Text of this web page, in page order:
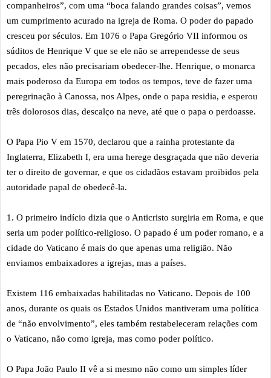
companheiros”, com uma “boca falando grandes coisas”, vemos
um cumprimento acurado na igreja de Roma. O poder do papado
cresceu por séculos. Em 1076 o Papa Gregório VII informou os
súditos de Henrique V que se ele não se arrependesse de seus
pecados, eles não precisariam obedecer-lhe. Henrique, o monarca
mais poderoso da Europa em todos os tempos, teve de fazer uma
peregrinação à Canossa, nos Alpes, onde o papa residia, e esperou
três dolorosos dias, descalço na neve, até que o papa o perdoasse.
O Papa Pio V em 1570, declarou que a rainha protestante da
Inglaterra, Elizabeth I, era uma herege desgraçada que não deveria
ter o direito de governar, e que os cidadãos estavam proibidos pela
autoridade papal de obedecê-la.
1. O primeiro indício dizia que o Anticristo surgiria em Roma, e que
seria um poder político-religioso. O papado é um poder romano, e a
cidade do Vaticano é mais do que apenas uma religião. Não
enviamos embaixadores a igrejas, mas a países.
Existem 116 embaixadas habilitadas no Vaticano. Depois de 100
anos, durante os quais os Estados Unidos mantiveram uma política
de “não envolvimento”, eles também restabeleceram relações com
o Vaticano, não como igreja, mas como poder político.
O Papa João Paulo II vê a si mesmo não como um simples líder